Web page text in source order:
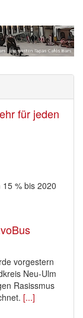
für jeden
% bis 2020
vorgestern
Neu-Ulm
Rasissmus
[...]